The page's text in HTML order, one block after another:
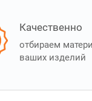
Качественно
отбираем
ваших изделий